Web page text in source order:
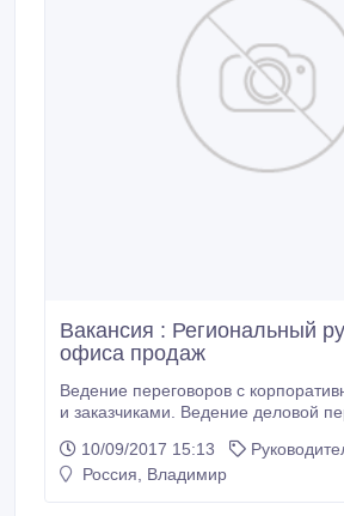
Вакансия : Региональный
офиса продаж
Ведение переговоров с корпоративными
и заказчиками. Ведение деловой
Знание продукции. а также
собственных интересов, а также интересов
10/09/2017 15:13
Россия, Владимир